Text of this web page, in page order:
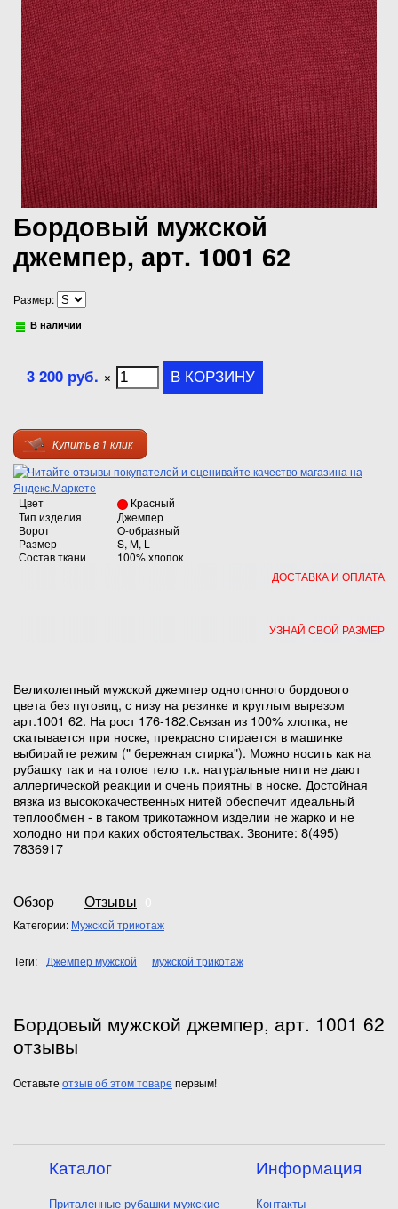
Бордовый мужской
джемпер, арт. 1001 62
Размер:
В наличии
3 200 руб. ×
Купить в 1 клик
Цвет
Красный
Тип изделия
Джемпер
Ворот
O-образный
Размер
S, M, L
Состав ткани
100% хлопок
ДОСТАВКА И ОПЛАТА
УЗНАЙ СВОЙ РАЗМЕР
Великолепный мужской джемпер однотонного бордового
цвета без пуговиц, с низу на резинке и круглым вырезом
арт.1001 62. На рост 176-182.Связан из 100% хлопка, не
скатывается при носке, прекрасно стирается в машинке
выбирайте режим (" бережная стирка"). Можно носить как на
рубашку так и на голое тело т.к. натуральные нити не дают
аллергической реакции и очень приятны в носке. Достойная
вязка из высококачественных нитей обеспечит идеальный
теплообмен - в таком трикотажном изделии не жарко и не
холодно ни при каких обстоятельствах. Звоните: 8(495)
7836917
Обзор Отзывы
Категории: Мужской трикотаж
Теги: Джемпер мужской мужской трикотаж
Бордовый мужской джемпер, арт. 1001 62
отзывы
Оставьте отзыв об этом товаре первым!
Каталог
Приталенные рубашки мужские
Информация
Контакты